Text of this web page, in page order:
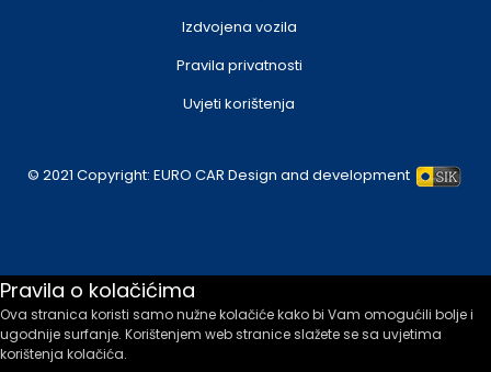
Izdvojena vozila
Pravila privatnosti
Uvjeti korištenja
© 2021 Copyright: EURO CAR Design and development
Pravila o kolačićima
Ova stranica koristi samo nužne kolačiće kako bi Vam omogućili bolje i
ugodnije surfanje. Korištenjem web stranice slažete se sa uvjetima
korištenja kolačića.